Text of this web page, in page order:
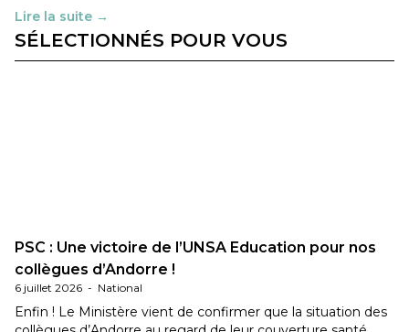
Lire la suite →
SÉLECTIONNÉS POUR VOUS
PSC : Une victoire de l’UNSA Education pour nos
collègues d’Andorre !
6 juillet 2026 - National
Enfin ! Le Ministère vient de confirmer que la situation des